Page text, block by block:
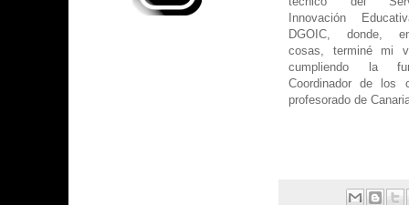
Innovación
DGOIC, donde,
cosas, terminé mi
cumpliendo la
Coordinador de los
profesorado de